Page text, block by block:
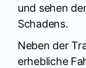
und sehen
Schadens.
Neben der
erhebliche